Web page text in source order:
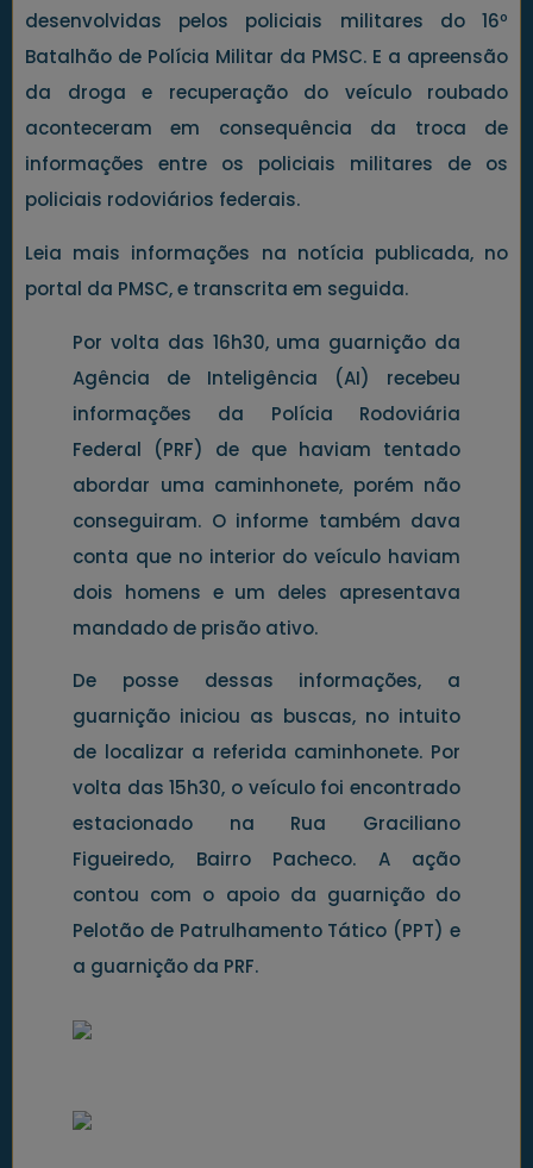
desenvolvidas pelos policiais militares do 16º
Batalhão de Polícia Militar da PMSC. E a apreensão
da droga e recuperação do veículo roubado
aconteceram em consequência da troca de
informações entre os policiais militares de os
policiais rodoviários federais.
Leia mais informações na notícia publicada, no
portal da PMSC, e transcrita em seguida.
Por volta das 16h30, uma guarnição da
Agência de Inteligência (AI) recebeu
informações da Polícia Rodoviária
Federal (PRF) de que haviam tentado
abordar uma caminhonete, porém não
conseguiram. O informe também dava
conta que no interior do veículo haviam
dois homens e um deles apresentava
mandado de prisão ativo.
De posse dessas informações, a
guarnição iniciou as buscas, no intuito
de localizar a referida caminhonete. Por
volta das 15h30, o veículo foi encontrado
estacionado na Rua Graciliano
Figueiredo, Bairro Pacheco. A ação
contou com o apoio da guarnição do
Pelotão de Patrulhamento Tático (PPT) e
a guarnição da PRF.